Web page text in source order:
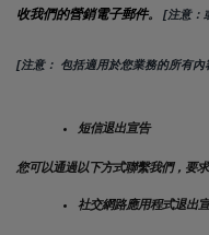
收我們的營銷電子郵件。 [注意：
[注意： 包括適用於您業務的所有內
短信退出宣告
您可以通過以下方式聯繫我們，要
社交網路應用程式退出